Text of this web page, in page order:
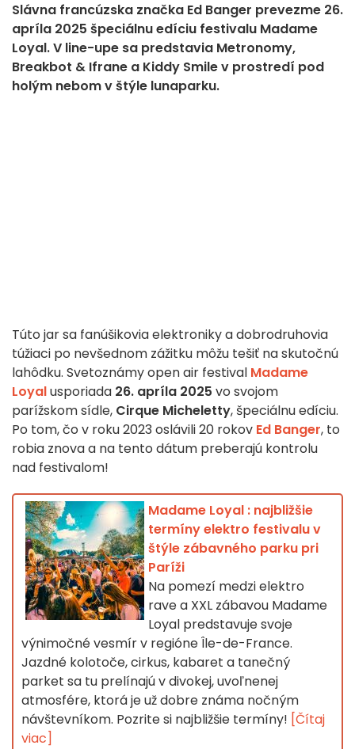
Slávna francúzska značka Ed Banger prevezme 26.
apríla 2025 špeciálnu edíciu festivalu Madame
Loyal. V line-upe sa predstavia Metronomy,
Breakbot & Ifrane a Kiddy Smile v prostredí pod
holým nebom v štýle lunaparku.
Túto jar sa fanúšikovia elektroniky a dobrodruhovia
túžiaci po nevšednom zážitku môžu tešiť na skutočnú
lahôdku. Svetoznámy open air festival Madame
Loyalusporiada 26. apríla 2025 vo svojom
parížskom sídle, Cirque Micheletty, špeciálnu edíciu.
Po tom, čo v roku 2023 oslávili 20 rokov Ed Banger, to
robia znova a na tento dátum preberajú kontrolu
nad festivalom!
Madame Loyal : najbližšie
termíny elektro festivalu v
štýle zábavného parku pri
Paríži
Na pomezí medzi elektro
rave a XXL zábavou Madame
Loyal predstavuje svoje
výnimočné vesmír v regióne Île-de-France.
Jazdné kolotoče, cirkus, kabaret a tanečný
parket sa tu prelínajú v divokej, uvoľnenej
atmosfére, ktorá je už dobre známa nočným
návštevníkom. Pozrite si najbližšie termíny! [Čítaj
viac]